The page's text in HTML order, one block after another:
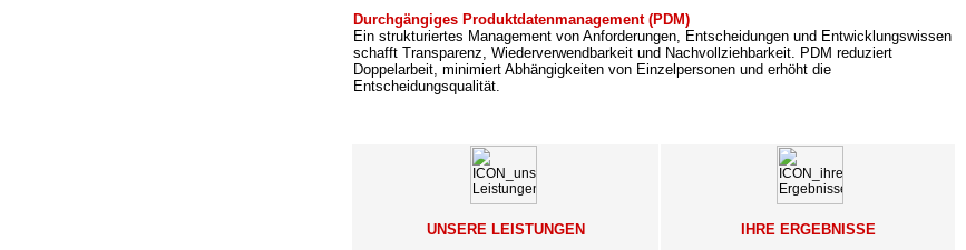
Durchgängiges Produktdatenmanagement (PDM)
Ein strukturiertes Management von Anforderungen, Entscheidungen und Entwicklungswissen
schafft Transparenz, Wiederverwendbarkeit und Nachvollziehbarkeit. PDM reduziert
Doppelarbeit, minimiert Abhängigkeiten von Einzelpersonen und erhöht die
Entscheidungsqualität.
UNSERE LEISTUNGEN IHRE ERGEBNISSE